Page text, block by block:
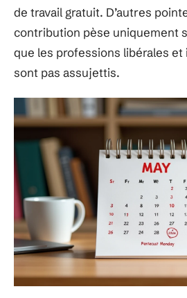
de travail gratuit. D’autres
contribution pèse uniquement
que les professions libérales et
sont pas assujettis.